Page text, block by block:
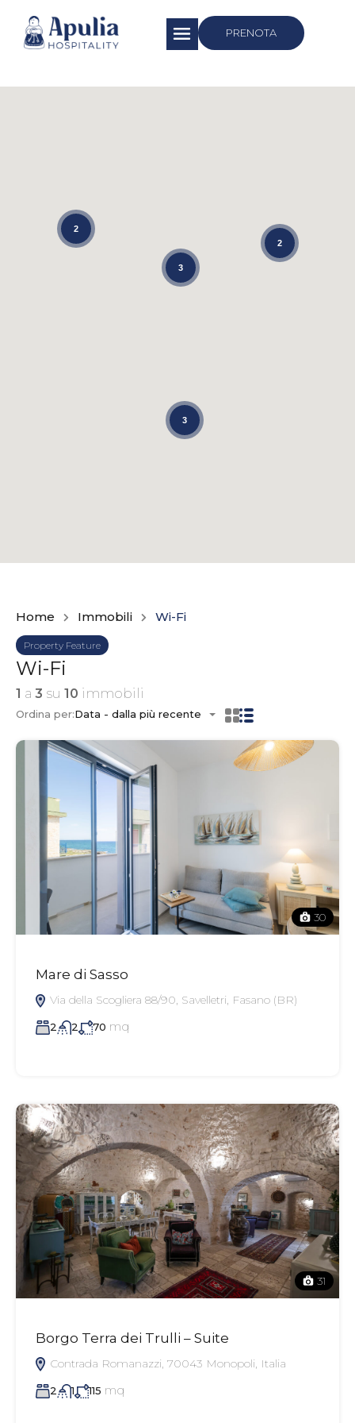
PRENOTA
2
2
3
3
Home Immobili Wi-Fi
Property Feature
Wi-Fi
1 a 3 su 10 immobili
Ordina per:Data - dalla più recente
30
Mare di Sasso
Via della Scogliera 88/90, Savelletri, Fasano (BR)
2 2 70 mq
31
Borgo Terra dei Trulli – Suite
Contrada Romanazzi, 70043 Monopoli, Italia
2 1 115 mq